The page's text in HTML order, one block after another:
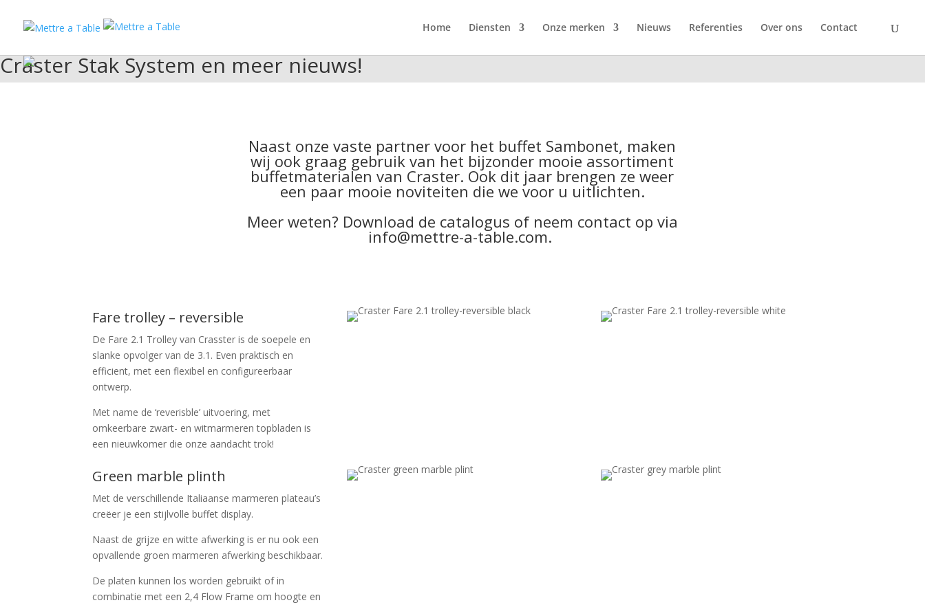
Home Diensten Onze merken Nieuws Referenties Over ons Contact
Craster Stak System en meer nieuws!
Naast onze vaste partner voor het buffet Sambonet, maken
wij ook graag gebruik van het bijzonder mooie assortiment
buffetmaterialen van Craster. Ook dit jaar brengen ze weer
een paar mooie noviteiten die we voor u uitlichten.
Meer weten? Download de catalogus of neem contact op via
info@mettre-a-table.com.
Fare trolley – reversible
De Fare 2.1 Trolley van Crasster is de soepele en
slanke opvolger van de 3.1. Even praktisch en
efficient, met een flexibel en configureerbaar
ontwerp.
Met name de ‘reverisble’ uitvoering, met
omkeerbare zwart- en witmarmeren topbladen is
een nieuwkomer die onze aandacht trok!
Green marble plinth
Met de verschillende Italiaanse marmeren plateau’s
creëer je een stijlvolle buffet display.
Naast de grijze en witte afwerking is er nu ook een
opvallende groen marmeren afwerking beschikbaar.
De platen kunnen los worden gebruikt of in
combinatie met een 2,4 Flow Frame om hoogte en